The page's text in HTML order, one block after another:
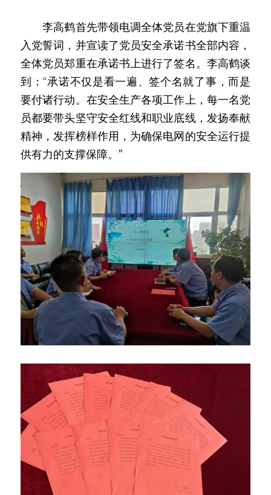
李高鹤首先带领电调全体党员在党旗下重温
入党誓词，并宣读了党员安全承诺书全部内容，
全体党员郑重在承诺书上进行了签名。李高鹤谈
到：“承诺不仅是看一遍、签个名就了事，而是
要付诸行动。在安全生产各项工作上，每一名党
员都要带头坚守安全红线和职业底线，发扬奉献
精神，发挥榜样作用，为确保电网的安全运行提
供有力的支撑保障。”